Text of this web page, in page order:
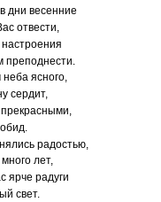
дни весенние
отвести,
настроения
ясного,
сердит,
радостью,
лет,
ярче радуги
свет.